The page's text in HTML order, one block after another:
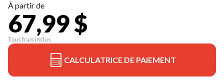
À partir de
67,99 $
Tous frais inclus
CALCULATRICE DE PAIEMENT